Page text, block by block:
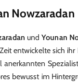
Nowzaradan
undYounan
entwickelte sich
bewusst im